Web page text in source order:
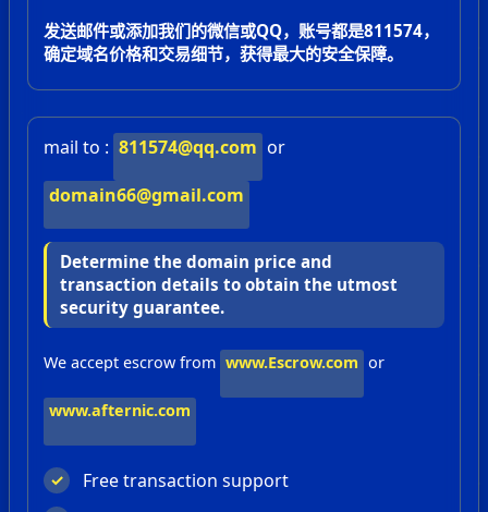
发送邮件或添加我们的微信或QQ，账号都是811574，
确定域名价格和交易细节，获得最大的安全保障。
mail to : 811574@qq.com or
domain66@gmail.com
Determine the domain price and
transaction details to obtain the utmost
security guarantee.
We accept escrow from www.Escrow.com or
www.afternic.com
Free transaction support